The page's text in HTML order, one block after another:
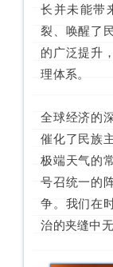
长并未能带
裂、唤醒了
的广泛提升
理体系。
全球经济的
催化了民族
极端天气的
号召统一的
争。我们在
治的夹缝中无